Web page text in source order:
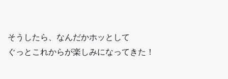
そうしたら、なんだかホッとして
ぐっとこれからが楽しみになってきた！